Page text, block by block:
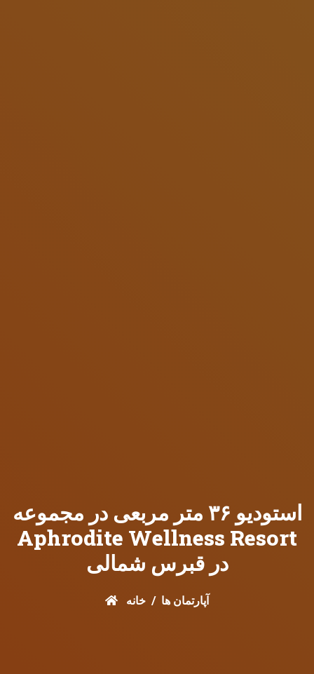
استودیو ۳۶ متر مربعی در مجموعه
Aphrodite Wellness Resort
در قبرس شمالی
خانه آپارتمان ها